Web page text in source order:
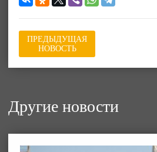
ПРЕДЫДУЩАЯ
НОВОСТЬ
Другие новости